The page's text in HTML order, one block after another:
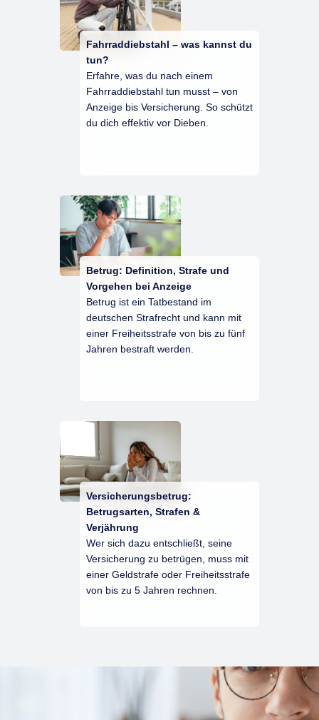
Fahrraddiebstahl – was kannst du
tun?
Erfahre, was du nach einem
Fahrraddiebstahl tun musst – von
Anzeige bis Versicherung. So schützt
du dich effektiv vor Dieben.
Betrug: Definition, Strafe und
Vorgehen bei Anzeige
Betrug ist ein Tatbestand im
deutschen Strafrecht und kann mit
einer Freiheitsstrafe von bis zu fünf
Jahren bestraft werden.
Versicherungsbetrug:
Betrugsarten, Strafen &
Verjährung
Wer sich dazu entschließt, seine
Versicherung zu betrügen, muss mit
einer Geldstrafe oder Freiheitsstrafe
von bis zu 5 Jahren rechnen.